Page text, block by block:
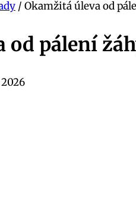
/ Okamžitá úleva od
od pálení
2026